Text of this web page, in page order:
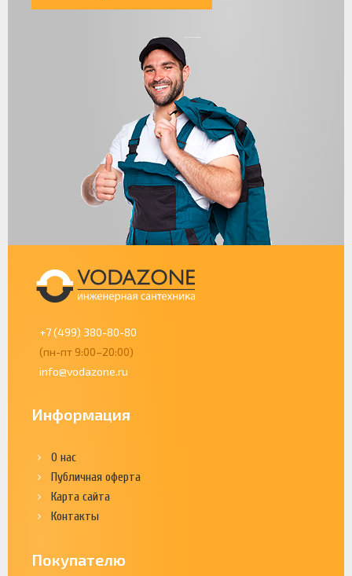
+7 (499) 380-80-80
(пн-пт 9:00–20:00)
info@vodazone.ru
Информация
О нас
Публичная оферта
Карта сайта
Контакты
Покупателю